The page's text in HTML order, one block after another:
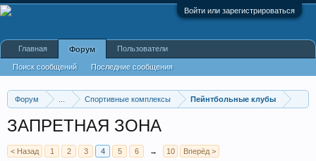
Войти или зарегистрироваться
Форум Спортивные комплексы Пейнтбольные клубы
ЗАПРЕТНАЯ ЗОНА
< Назад 1 2 3 4 5 6 → 10 Вперёд >
Главная Форум
Поиск сообщений Последние сообщения
Пользователи